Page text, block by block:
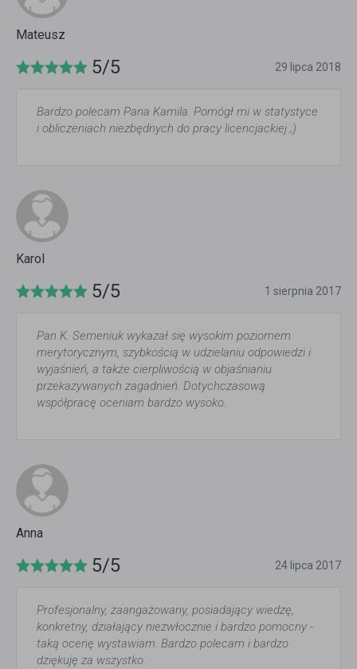
Mateusz
5/5 29 lipca 2018
Bardzo polecam Pana Kamila. Pomógł mi w statystyce
i obliczeniach niezbędnych do pracy licencjackiej ;)
Karol
5/5 1 sierpnia 2017
Pan K. Semeniuk wykazał się wysokim poziomem
merytorycznym, szybkością w udzielaniu odpowiedzi i
wyjaśnień, a także cierpliwością w objaśnianiu
przekazywanych zagadnień. Dotychczasową
współpracę oceniam bardzo wysoko.
Anna
5/5 24 lipca 2017
Profesjonalny, zaangażowany, posiadający wiedzę,
konkretny, działający niezwłocznie i bardzo pomocny -
taką ocenę wystawiam. Bardzo polecam i bardzo
dziękuję za wszystko.